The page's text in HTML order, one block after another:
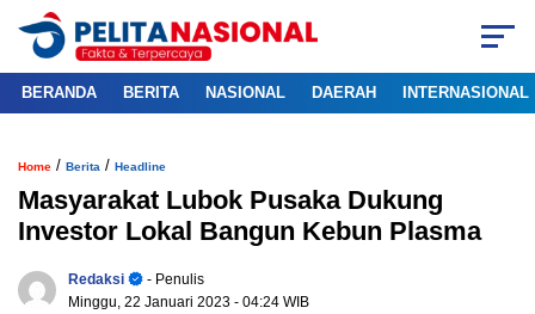
BERANDA BERITA NASIONAL DAERAH INTERNASIONAL
Home / Berita / Headline
Masyarakat Lubok Pusaka Dukung
Investor Lokal Bangun Kebun Plasma
Redaksi
- Penulis
Minggu, 22 Januari 2023 - 04:24 WIB